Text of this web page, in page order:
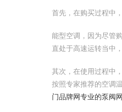
首先，在购买过程中
能型空调，因为尽管
直处于高速运转当中
其次，在使用过程中
按照专家推荐的空调
门品牌网专业的泵阀